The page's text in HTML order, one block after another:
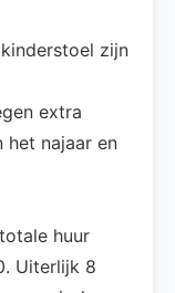
zijn
extra
het najaar en
huur
Uiterlijk 8